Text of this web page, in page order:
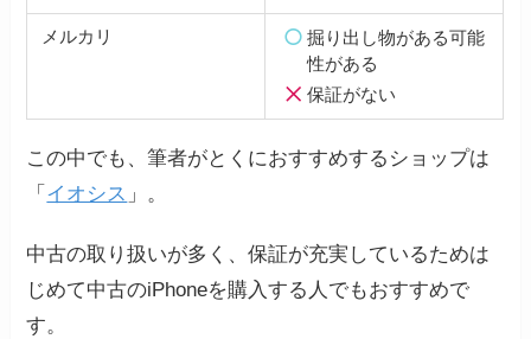
メルカリ
掘り出し物がある可能
性がある
保証がない
この中でも、筆者がとくにおすすめするショップは
「 イオシス 」。
中古の取り扱いが多く、保証が充実しているためは
じめて中古のiPhoneを購入する人でもおすすめで
す。